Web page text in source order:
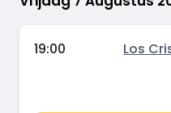
19:00
Los